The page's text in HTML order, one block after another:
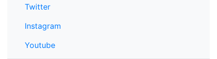
Twitter
Instagram
Youtube